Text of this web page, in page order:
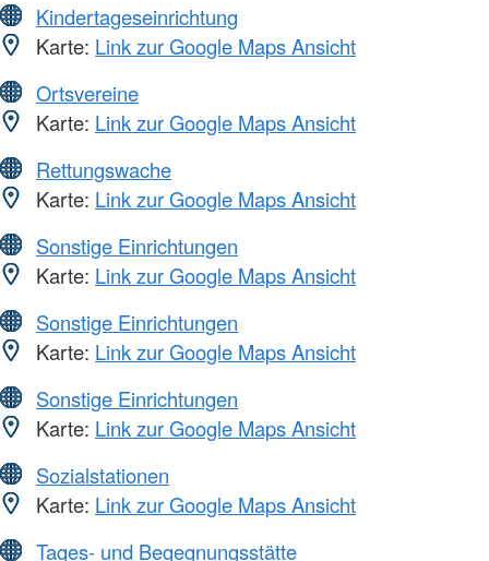
Kindertageseinrichtung
Karte: Link zur Google Maps Ansicht
Ortsvereine
Karte: Link zur Google Maps Ansicht
Rettungswache
Karte: Link zur Google Maps Ansicht
Sonstige Einrichtungen
Karte: Link zur Google Maps Ansicht
Sonstige Einrichtungen
Karte: Link zur Google Maps Ansicht
Sonstige Einrichtungen
Karte: Link zur Google Maps Ansicht
Sozialstationen
Karte: Link zur Google Maps Ansicht
Tages- und Begegnungsstätte